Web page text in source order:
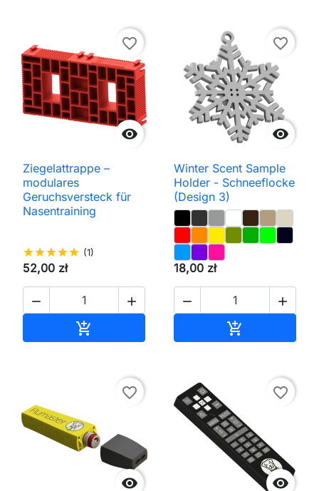

favorite_border
Ziegelattrappe –
modulares
Geruchsversteck für
Nasentraining
starstarstarstarstar (1)
52,00 zł
 


favorite_border
Winter Scent Sample
Holder - Schneeflocke
(Design 3)
18,00 zł
 


favorite_border

favorite_border